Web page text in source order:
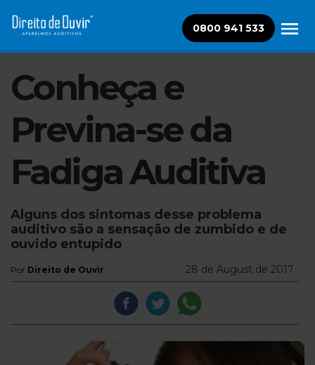
0800 941 533
Conheça e
Previna-se da
Fadiga Auditiva
Alguns dos sintomas desse problema
auditivo são a sensação de zumbido e de
ouvido entupido
Por Direito de Ouvir 28 de August de 2017